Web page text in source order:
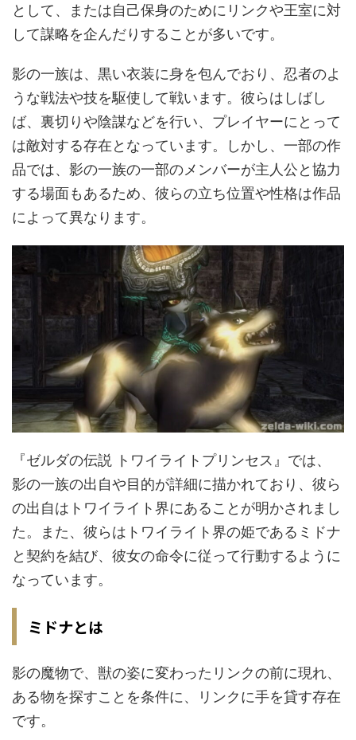
として、または自己保身のためにリンクや王室に対
して謀略を企んだりすることが多いです。
影の一族は、黒い衣装に身を包んでおり、忍者のよ
うな戦法や技を駆使して戦います。彼らはしばし
ば、裏切りや陰謀などを行い、プレイヤーにとって
は敵対する存在となっています。しかし、一部の作
品では、影の一族の一部のメンバーが主人公と協力
する場面もあるため、彼らの立ち位置や性格は作品
によって異なります。
『ゼルダの伝説 トワイライトプリンセス』では、
影の一族の出自や目的が詳細に描かれており、彼ら
の出自はトワイライト界にあることが明かされまし
た。また、彼らはトワイライト界の姫であるミドナ
と契約を結び、彼女の命令に従って行動するように
なっています。
ミドナとは
影の魔物で、獣の姿に変わったリンクの前に現れ、
ある物を探すことを条件に、リンクに手を貸す存在
です。